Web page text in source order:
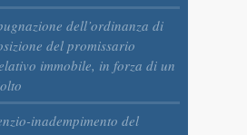
dell’ordinanza di
del promissario
immobile, in forza di un
inadempimento del